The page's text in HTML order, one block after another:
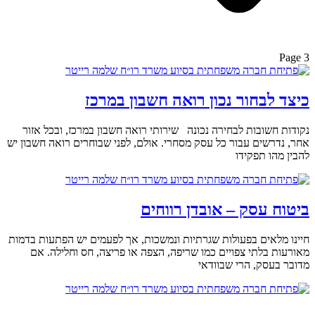
Page 3
כיצד לבחור נכון רואה חשבון במרכז
נקודות חשובות לבחירה נכונה שירותי רואה חשבון במרכז, ובכל אזור
אחר, נדרשים עבור כל עסק מסחרי. אולם, לפני שבוחרים רואה חשבון יש
להבין מהו תפקידו
ביטוח עסק – אובדן רווחים
חיינו מלאים בפעולות שגרתיות ונמשכות, אך לפעמים יש הפתעות בדמות
מאורעות בלתי צפויים כמו שריפה, הצפה או פריצה, חס וחלילה. אם
מדובר בעסק, הרי שבוודאי